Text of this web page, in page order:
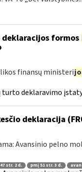
deklaracijos formos
finansų ministeri
turto deklaravimo
deklaracija
Avansinio pelno
str. 2 d. pmį 51 str. 3 d.